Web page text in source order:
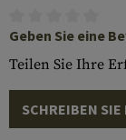
Geben Sie eine
Teilen Sie Ihre
SCHREIBEN